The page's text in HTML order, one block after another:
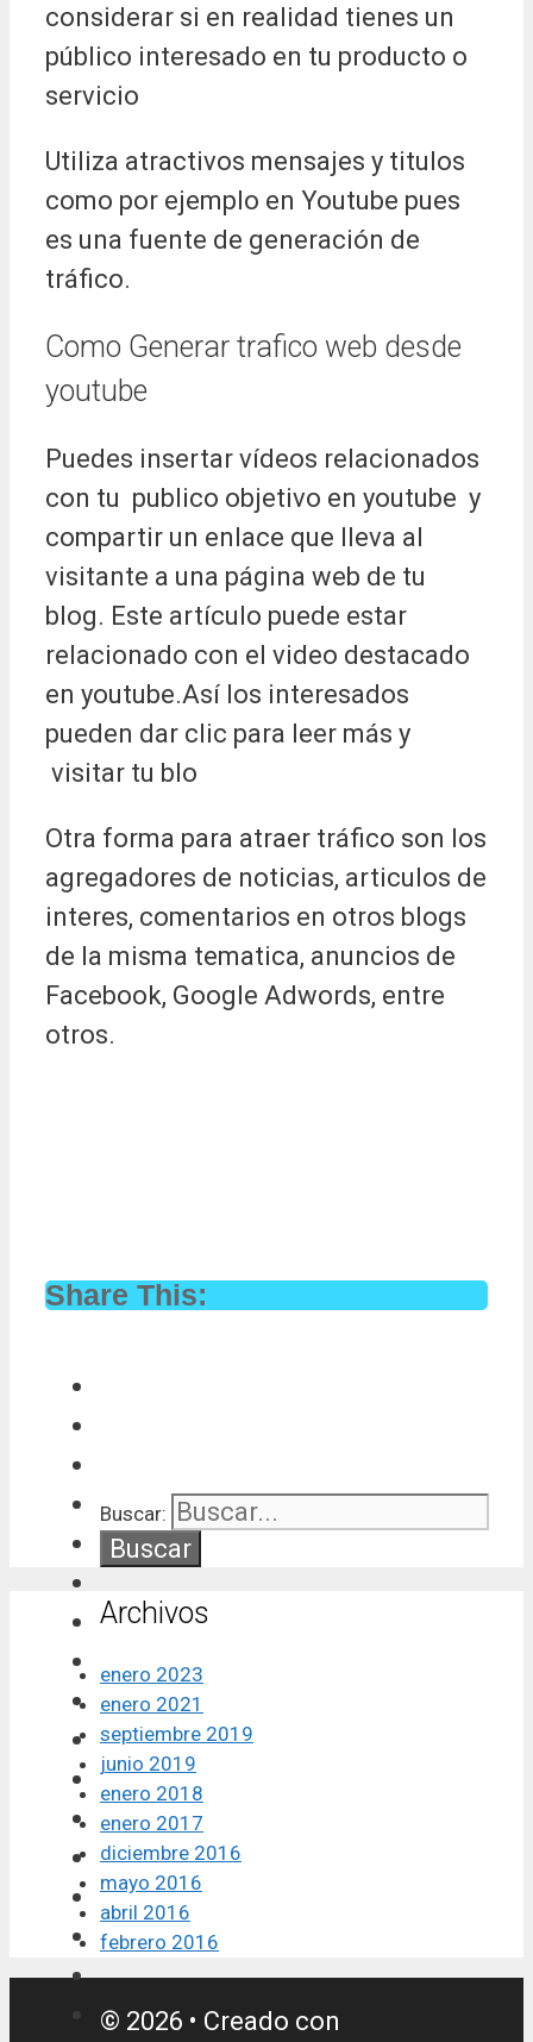
considerar si en realidad tienes un
público interesado en tu producto o
servicio
Utiliza atractivos mensajes y titulos
como por ejemplo en Youtube pues
es una fuente de generación de
tráfico.
Como Generar trafico web desde
youtube
Puedes insertar vídeos relacionados
con tu publico objetivo en youtube y
compartir un enlace que lleva al
visitante a una página web de tu
blog. Este artículo puede estar
relacionado con el video destacado
en youtube.Así los interesados
pueden dar clic para leer más y
visitar tu blo
Otra forma para atraer tráfico son los
agregadores de noticias, articulos de
interes, comentarios en otros blogs
de la misma tematica, anuncios de
Facebook, Google Adwords, entre
otros.
Share This:
Buscar:
Archivos
enero 2023
enero 2021
septiembre 2019
junio 2019
enero 2018
enero 2017
diciembre 2016
mayo 2016
abril 2016
febrero 2016
© 2026 • Creado con